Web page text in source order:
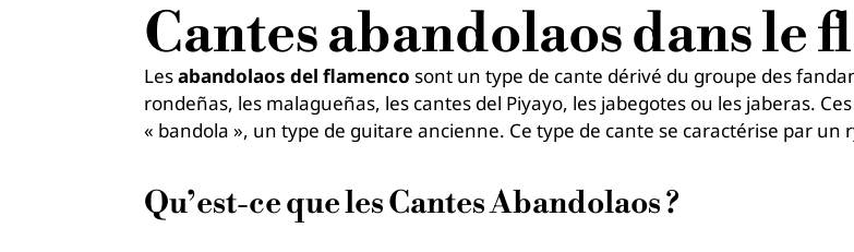
Cantes abandolaos dans le
Lesabandolaos del flamenco sont un type de cante dérivé du groupe des
rondeñas, les malagueñas, les cantes del Piyayo, les jabegotes ou les jaberas.
« bandola », un type de guitare ancienne. Ce type de cante se caractérise par
Qu’est-ce que les Cantes Abandolaos ?